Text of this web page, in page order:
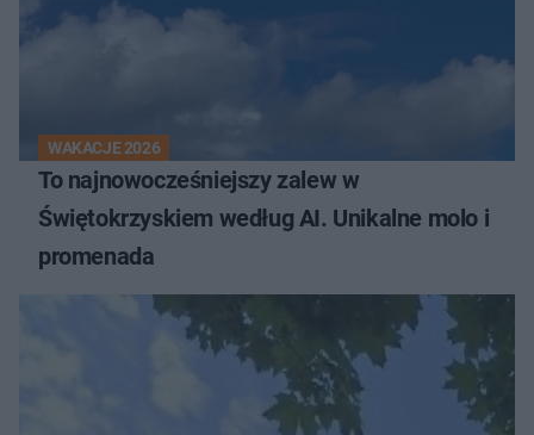
WAKACJE 2026
To najnowocześniejszy zalew w
Świętokrzyskiem według AI. Unikalne molo i
promenada